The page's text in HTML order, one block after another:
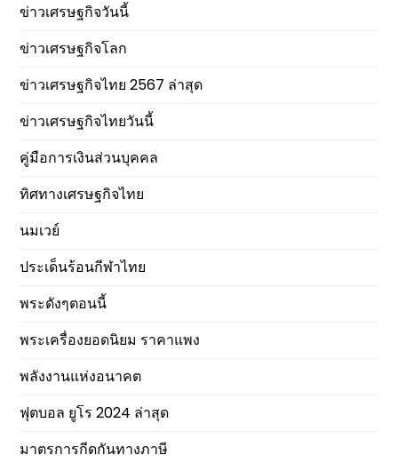
ข่าวเศรษฐกิจวันนี้
ข่าวเศรษฐกิจโลก
ข่าวเศรษฐกิจไทย 2567 ล่าสุด
ข่าวเศรษฐกิจไทยวันนี้
คู่มือการเงินส่วนบุคคล
ทิศทางเศรษฐกิจไทย
นมเวย์
ประเด็นร้อนกีฬาไทย
พระดังๆตอนนี้
พระเครื่องยอดนิยม ราคาแพง
พลังงานแห่งอนาคต
ฟุตบอล ยูโร 2024 ล่าสุด
มาตรการกีดกันทางภาษี